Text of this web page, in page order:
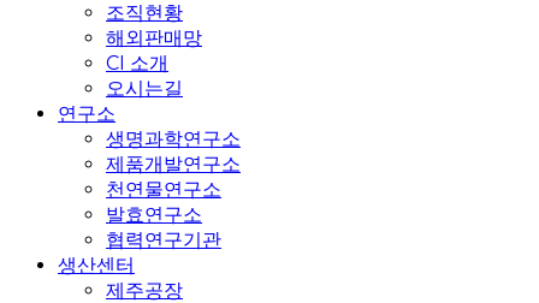
조직현황
해외판매망
CI 소개
오시는길
연구소
생명과학연구소
제품개발연구소
천연물연구소
발효연구소
협력연구기관
생산센터
제주공장